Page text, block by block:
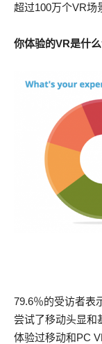
超过100万个VR场
你体验的VR是什么
79.6％的受访者表
尝试了移动头显和
体验过移动和PC